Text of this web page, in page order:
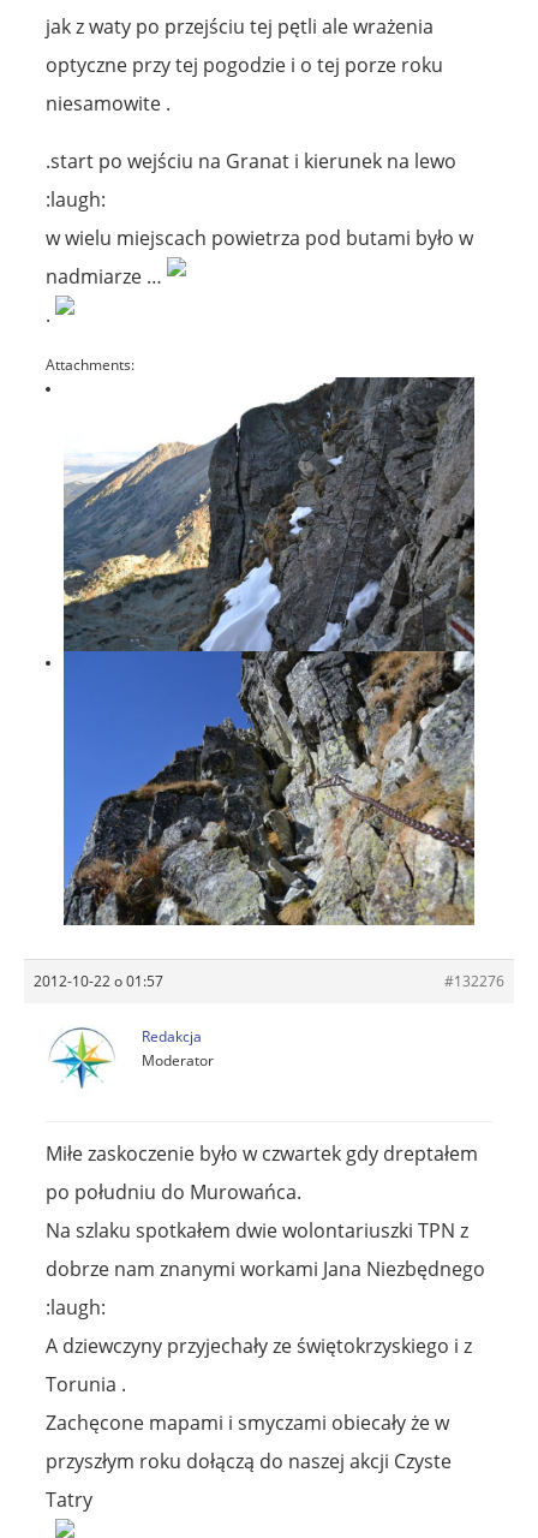
jak z waty po przejściu tej pętli ale wrażenia
optyczne przy tej pogodzie i o tej porze roku
niesamowite .
.start po wejściu na Granat i kierunek na lewo
:laugh:
w wielu miejscach powietrza pod butami było w
nadmiarze …
.
Attachments:
2012-10-22 o 01:57 #132276
Redakcja
Moderator
Miłe zaskoczenie było w czwartek gdy dreptałem
po południu do Murowańca.
Na szlaku spotkałem dwie wolontariuszki TPN z
dobrze nam znanymi workami Jana Niezbędnego
:laugh:
A dziewczyny przyjechały ze świętokrzyskiego i z
Torunia .
Zachęcone mapami i smyczami obiecały że w
przyszłym roku dołączą do naszej akcji Czyste
Tatry